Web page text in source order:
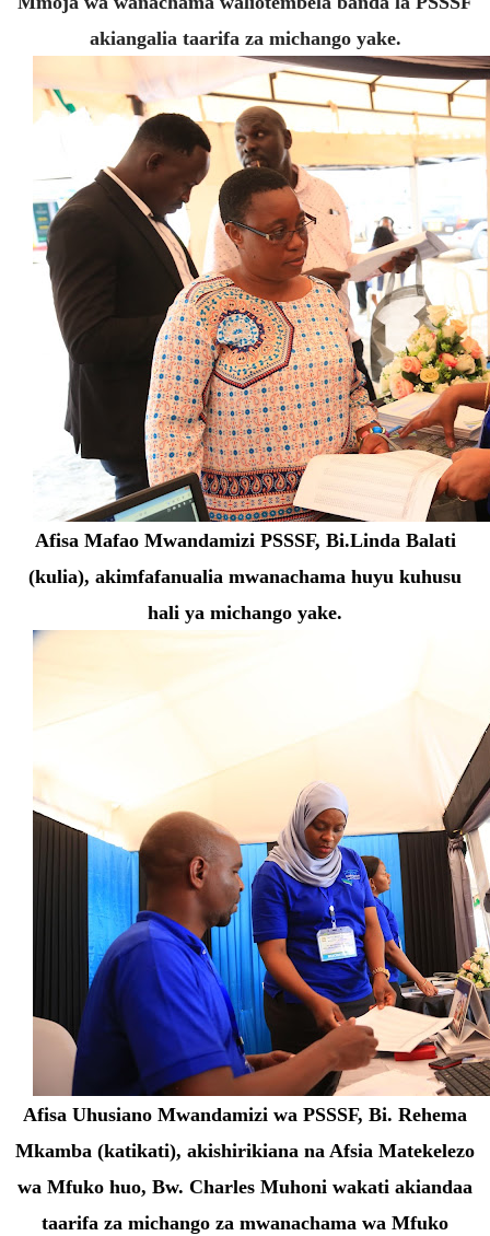
akiangalia taarifa za michango yake.
Afisa Mafao Mwandamizi PSSSF, Bi.Linda Balati
(kulia), akimfafanualia mwanachama huyu kuhusu
hali ya michango yake.
Afisa Uhusiano Mwandamizi wa PSSSF, Bi. Rehema
Mkamba (katikati), akishirikiana na Afsia Matekelezo
wa Mfuko huo, Bw. Charles Muhoni wakati akiandaa
taarifa za michango za mwanachama wa Mfuko